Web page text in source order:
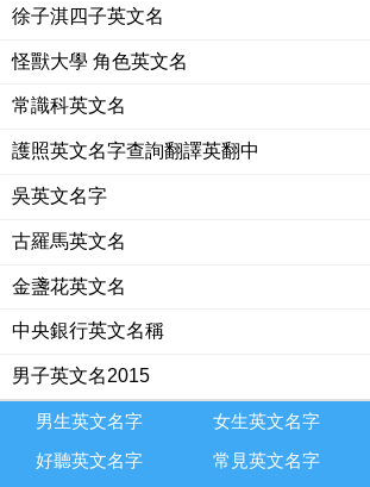
徐子淇四子英文名
怪獸大學 角色英文名
常識科英文名
護照英文名字查詢翻譯英翻中
吳英文名字
古羅馬英文名
金盞花英文名
中央銀行英文名稱
男子英文名2015
男生英文名字 女生英文名字
好聽英文名字
常見英文名字